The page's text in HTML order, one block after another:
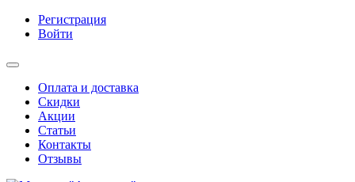
Регистрация
Войти
Оплата и доставка
Скидки
Акции
Статьи
Контакты
Отзывы